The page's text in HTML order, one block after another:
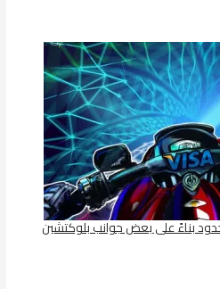
بناءً على بعض جوانب بلوكتشين